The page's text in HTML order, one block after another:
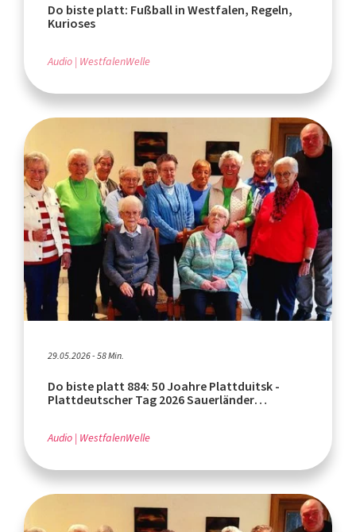
Do biste platt: Fußball in Westfalen, Regeln,
Kurioses
Audio WestfalenWelle
29.05.2026 - 58 Min.
Do biste platt 884: 50 Joahre Plattduitsk -
Plattdeutscher Tag 2026 Sauerländer
Audio WestfalenWelle